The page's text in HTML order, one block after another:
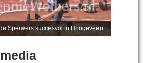
Sperwers succesvol in Hoogeveen